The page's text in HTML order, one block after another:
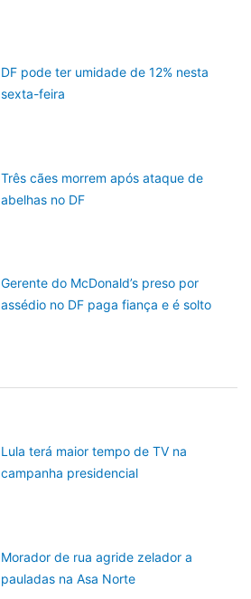
DF pode ter umidade de 12% nesta
sexta-feira
Três cães morrem após ataque de
abelhas no DF
Gerente do McDonald’s preso por
assédio no DF paga fiança e é solto
Lula terá maior tempo de TV na
campanha presidencial
Morador de rua agride zelador a
pauladas na Asa Norte